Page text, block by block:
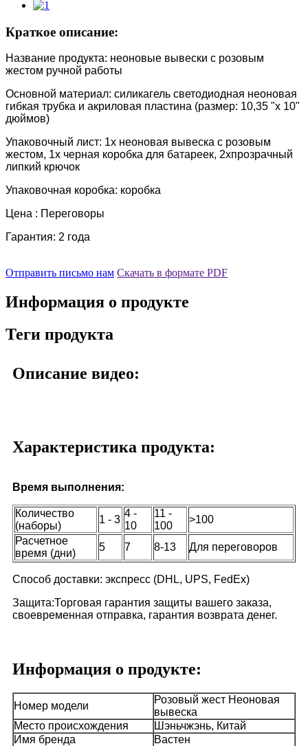
Краткое описание:
Название продукта: неоновые вывески с розовым
жестом ручной работы
Основной материал: силикагель светодиодная неоновая
гибкая трубка и акриловая пластина (размер: 10,35 "x 10"
дюймов)
Упаковочный лист: 1x неоновая вывеска с розовым
жестом, 1x черная коробка для батареек, 2xпрозрачный
липкий крючок
Упаковочная коробка: коробка
Цена : Переговоры
Гарантия: 2 года
Отправить письмо нам Скачать в формате PDF
Информация о продукте
Теги продукта
Описание видео:
Характеристика продукта:
Время выполнения:
Количество
(наборы)
1 - 3
4 -
10
11 -
100
>100
Расчетное
время (дни)
5 7 8-13 Для переговоров
Способ доставки: экспресс (DHL, UPS, FedEx)
Защита:Торговая гарантия защиты вашего заказа,
своевременная отправка, гарантия возврата денег.
Информация о продукте:
Номер модели
Розовый жест Неоновая
вывеска
Место происхождения
Шэньчжэнь, Китай
Имя бренда
Вастен